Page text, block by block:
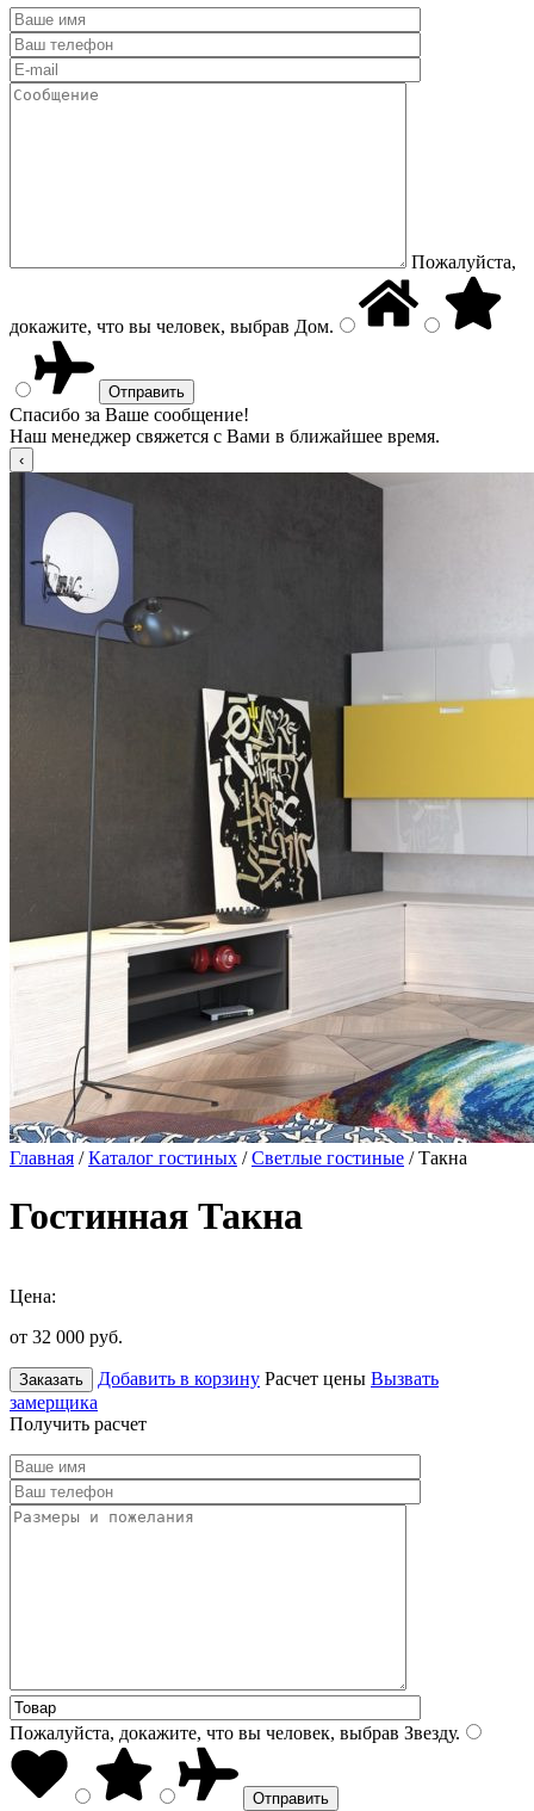
Пожалуйста,
докажите, что вы человек, выбрав Дом.
Спасибо за Ваше сообщение!
Наш менеджер свяжется с Вами в ближайшее время.
Главная /Каталог гостиных /Светлые гостиные / Такна
Гостинная Такна
Цена:
от 32 000 руб.
Заказать Добавить в корзину Расчет цены Вызвать
замерщика
Получить расчет
Пожалуйста, докажите, что вы человек, выбрав Звезду.